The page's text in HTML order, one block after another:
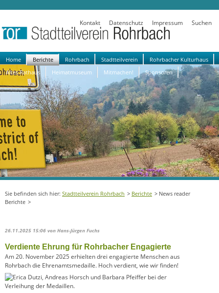
Kontakt Datenschutz Impressum Suchen
Navigation
überspringen
Home Berichte Rohrbach Stadtteilverein
Rohrbacher Kulturhaus
Altes Rathaus
Heimatmuseum Mitmachen! Sponsoren
Stadtteilverein Rohrbach Berichte
News reader
Berichte
26.11.2025 15:06 von Hans-Jürgen Fuchs
Verdiente Ehrung für Rohrbacher Engagierte
Am 20. November 2025 erhielten drei engagierte Menschen aus
Rohrbach die Ehrenamtsmedaille. Hoch verdient, wie wir finden!